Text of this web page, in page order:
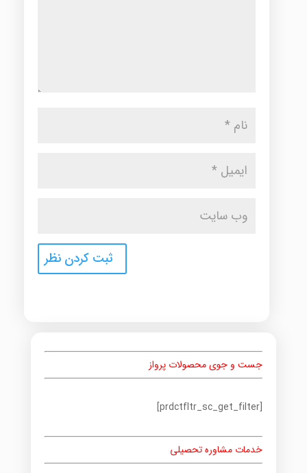
جست و جوی محصولات پرواز
[prdctfltr_sc_get_filter]
خدمات مشاوره تحصیلی